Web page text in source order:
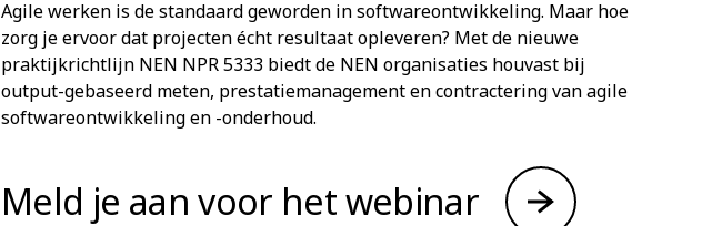
Agile werken is de standaard geworden in softwareontwikkeling. Maar hoe
zorg je ervoor dat projecten écht resultaat opleveren? Met de nieuwe
praktijkrichtlijn NEN NPR 5333 biedt de NEN organisaties houvast bij
output-gebaseerd meten, prestatiemanagement en contractering van agile
softwareontwikkeling en -onderhoud.
Meld je aan voor het webinar